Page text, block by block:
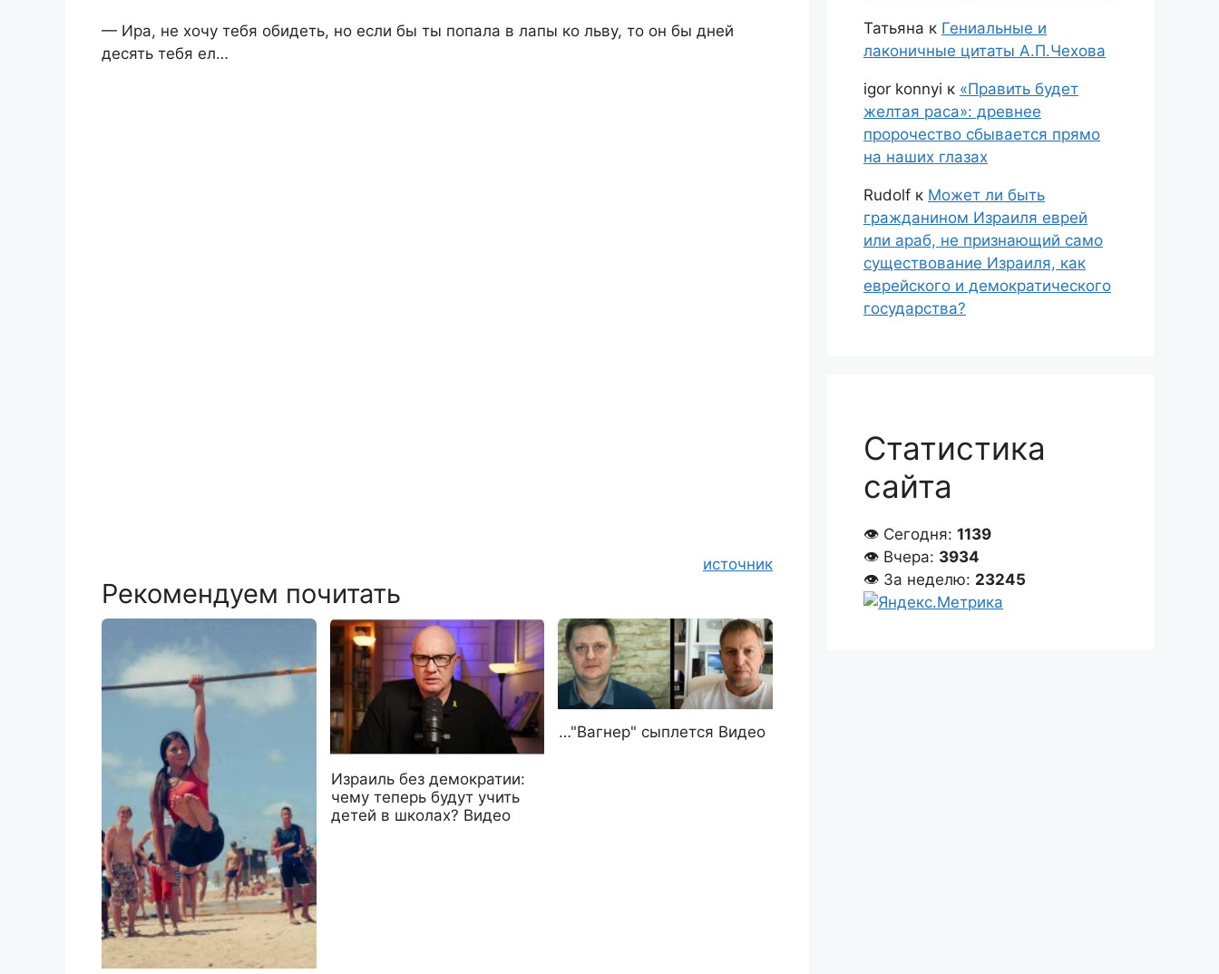
— Ира, не хочу тебя обидеть, но если бы ты попала в лапы ко льву, то он бы дней
десять тебя ел…
источник
Рекомендуем почитать
Израиль без демократии:
чему теперь будут учить
детей в школах? Видео
…"Вагнер" сыплется Видео
Татьяна к Гениальные и
лаконичные цитаты А.П.Чехова
igor konnyi к «Править будет
желтая раса»: древнее
пророчество сбывается прямо
на наших глазах
Rudolf к Может ли быть
гражданином Израиля еврей
или араб, не признающий само
существование Израиля, как
еврейского и демократического
государства?
Статистика
сайта
👁 Сегодня: 1139
👁 Вчера: 3934
👁 За неделю: 23245